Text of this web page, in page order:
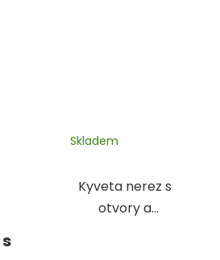
Kyveta nerez s
otvory a
Skladem